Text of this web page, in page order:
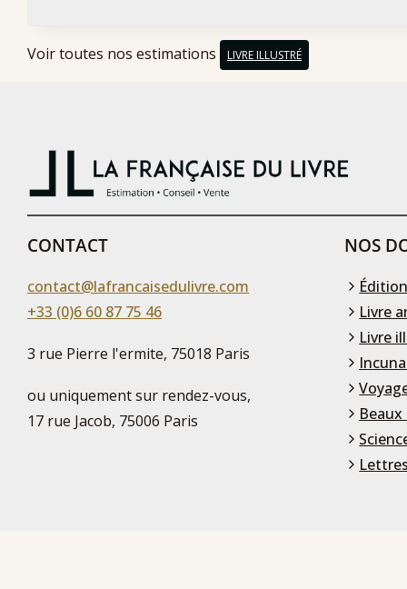
Voir toutes nos estimations LIVRE ILLUSTRÉ
CONTACT
contact@lafrancaisedulivre.com
+33 (0)6 60 87 75 46
3 rue Pierre l'ermite, 75018 Paris
ou uniquement sur rendez-vous,
17 rue Jacob, 75006 Paris
NOS
Livre
Livre